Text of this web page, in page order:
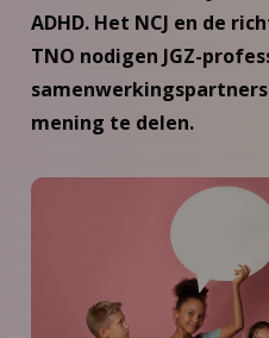
ADHD. Het NCJ en de
TNO nodigen JGZ-
mening te delen.